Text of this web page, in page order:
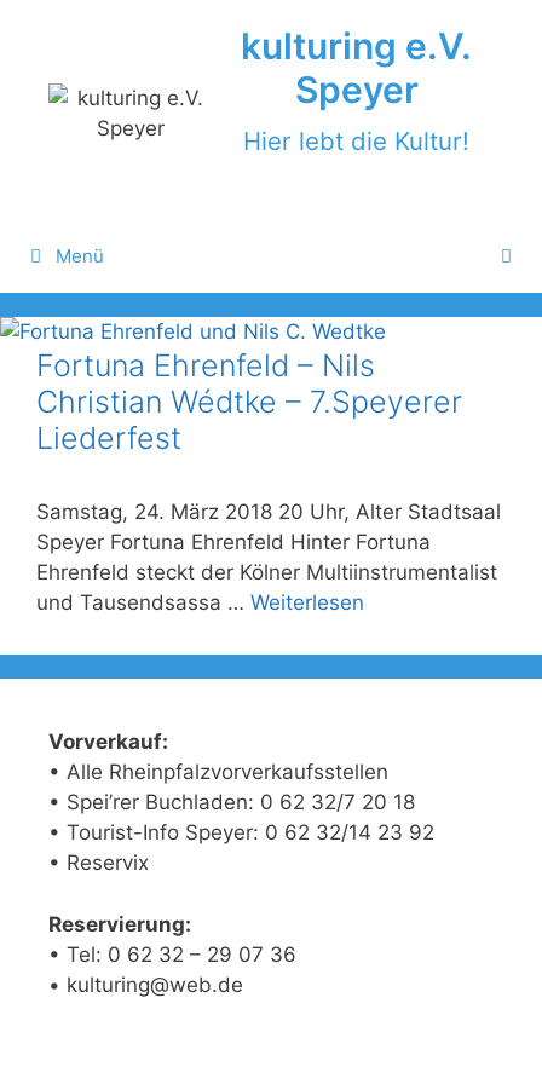
kulturing e.V.
Speyer
Hier lebt die Kultur!
Menü
Fortuna Ehrenfeld – Nils
Christian Wédtke – 7.Speyerer
Liederfest
Samstag, 24. März 2018 20 Uhr, Alter Stadtsaal
Speyer Fortuna Ehrenfeld Hinter Fortuna
Ehrenfeld steckt der Kölner Multiinstrumentalist
und Tausendsassa … Weiterlesen
Vorverkauf:
• Alle Rheinpfalzvorverkaufsstellen
• Spei’rer Buchladen: 0 62 32/7 20 18
• Tourist-Info Speyer: 0 62 32/14 23 92
• Reservix
Reservierung:
• Tel: 0 62 32 – 29 07 36
• kulturing@web.de